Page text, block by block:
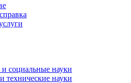
социальные науки
технические науки